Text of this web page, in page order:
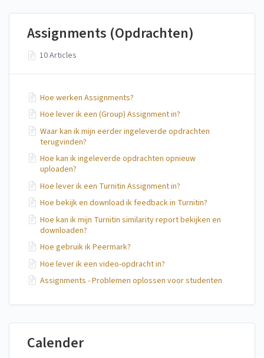
Assignments (Opdrachten)
10 Articles
Hoe werken Assignments?
Hoe lever ik een (Group) Assignment in?
Waar kan ik mijn eerder ingeleverde opdrachten
terugvinden?
Hoe kan ik ingeleverde opdrachten opnieuw
uploaden?
Hoe lever ik een Turnitin Assignment in?
Hoe bekijk en download ik feedback in Turnitin?
Hoe kan ik mijn Turnitin similarity report bekijken en
downloaden?
Hoe gebruik ik Peermark?
Hoe lever ik een video-opdracht in?
Assignments - Problemen oplossen voor studenten
Calender